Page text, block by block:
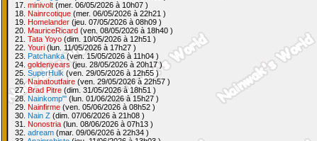
17. minivolt (mer. 06/05/2026 à 10h07 )
18. Nainrcotique (mer. 06/05/2026 à 22h21 )
19. Homelander (jeu. 07/05/2026 à 08h09 )
20. MauriceRicard (ven. 08/05/2026 à 18h40 )
21. Tata Yoyo (dim. 10/05/2026 à 12h51 )
22. Youri (lun. 11/05/2026 à 17h27 )
23. Patchanka(ven. 15/05/2026 à 11h04 )
24. goldenyears(jeu. 28/05/2026 à 20h17 )
25. SuperHulk (ven. 29/05/2026 à 12h55 )
26.Nainatoutfaire (ven. 29/05/2026 à 22h57 )
27.Brad Pitre (dim. 31/05/2026 à 18h51 )
28. Nainkomp"' (lun. 01/06/2026 à 15h27 )
29. Nainfirme (ven. 05/06/2026 à 08h52 )
30. Nain Z (dim. 07/06/2026 à 21h08 )
31. Nonostria (lun. 08/06/2026 à 07h13 )
32. adream (mar. 09/06/2026 à 22h34 )